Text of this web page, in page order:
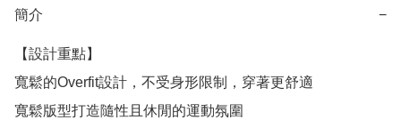
簡介 −
【設計重點】
寬鬆的Overfit設計，不受身形限制，穿著更舒適
寬鬆版型打造隨性且休閒的運動氛圍